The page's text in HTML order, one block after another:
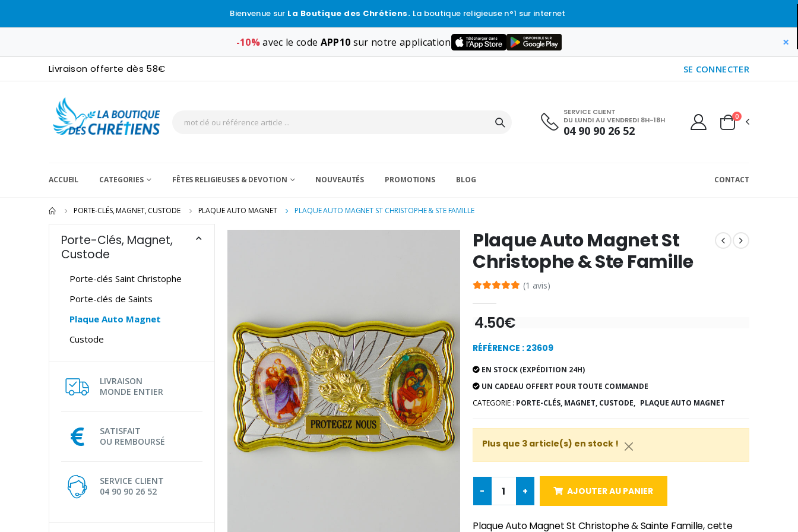
Bienvenue sur La Boutique des Chrétiens. La boutique religieuse n°1 sur internet
-10%avec le code APP10 sur notre application ×
Livraison offerte dès 58€ SE CONNECTER
SERVICE CLIENT
DU LUNDI AU VENDREDI 8H-18H
04 90 90 26 52
0
ACCUEIL CATEGORIES FÊTES RELIGIEUSES & DEVOTION NOUVEAUTÉS PROMOTIONS BLOG CONTACT
PORTE-CLÉS, MAGNET, CUSTODE PLAQUE AUTO MAGNET PLAQUE AUTO MAGNET ST CHRISTOPHE & STE FAMILLE
Porte-Clés, Magnet,
Custode
Porte-clés Saint Christophe
Porte-clés de Saints
Plaque Auto Magnet
Custode
LIVRAISON
MONDE ENTIER
SATISFAIT
OU REMBOURSÉ
SERVICE CLIENT
04 90 90 26 52
Plaque Auto Magnet St
Christophe & Ste Famille
(1 avis)
4.50€
RÉFÉRENCE : 23609
EN STOCK (EXPÉDITION 24H)
UN CADEAU OFFERT POUR TOUTE COMMANDE
CATEGORIE : PORTE-CLÉS, MAGNET, CUSTODE, PLAQUE AUTO MAGNET
Plus que 3 article(s) en stock !
- + AJOUTER AU PANIER
Plaque Auto Magnet St Christophe & Sainte Famille, cette